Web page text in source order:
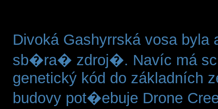
Divoká Gashyrrská vosa
sb�ra� zdroj�. Navíc má
genetický kód do základních
budovy pot�ebuje Drone